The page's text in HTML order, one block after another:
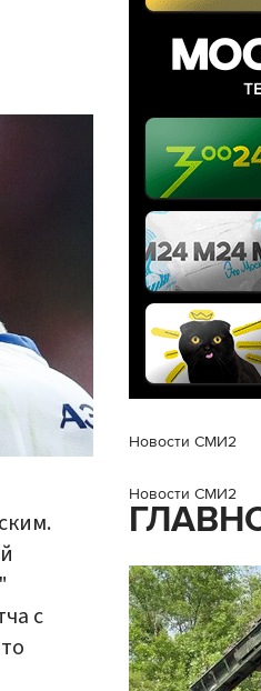
с
Новости СМИ2
Новости СМИ2